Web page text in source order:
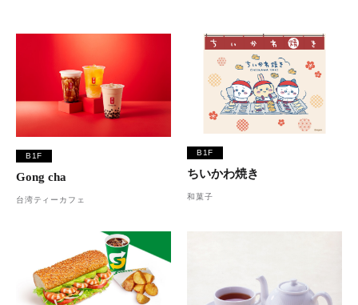
B1F
Gong cha
台湾ティーカフェ
B1F
ちいかわ焼き
和菓子